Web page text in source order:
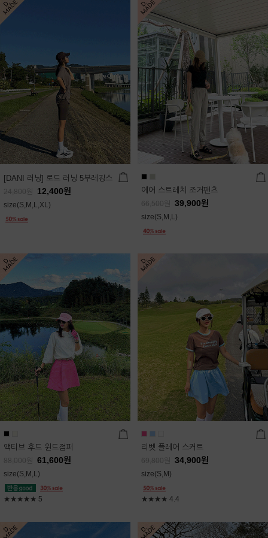
[DANI 러닝] 로드 러닝 5부레깅스
24,800 12,400원
size(S,M,L,XL)
에어 스트레치 조거팬츠
66,500 39,900원
size(S,M,L)
액티브 후드 윈드점퍼
88,000 61,600원
size(S,M,L)
★★★★★ 5
리벳 플레어 스커트
69,800 34,900원
size(S,M)
★★★★ 4.4